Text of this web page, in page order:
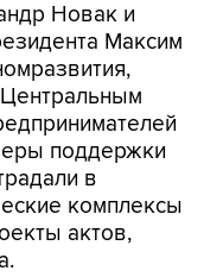
Новак и
Максим
поддержки
в
комплексы
актов,